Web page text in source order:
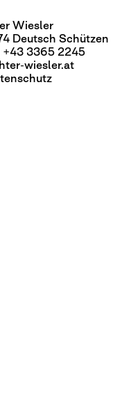
Wiesler
Deutsch Schützen
+43 3365 2245
wiesler.at